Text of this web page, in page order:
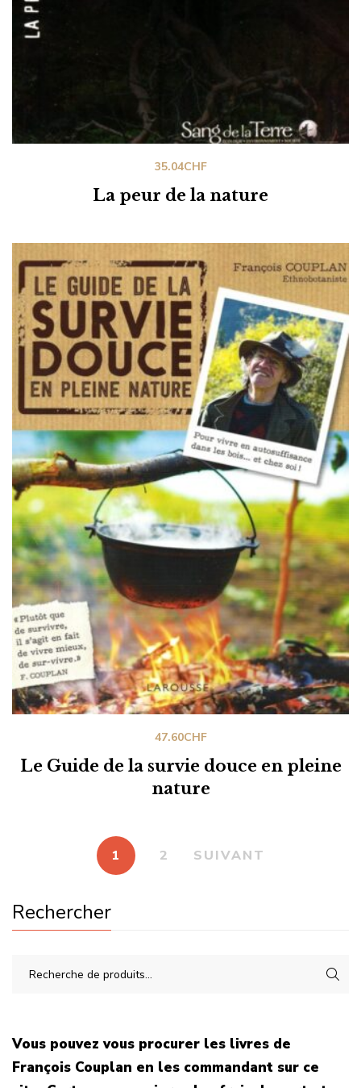
La peur de la nature
35.04CHF
Le Guide de la survie douce en pleine
nature
47.60CHF
1 2 SUIVANT
Rechercher
Vous pouvez vous procurer les livres de
François Couplan en les commandant sur ce